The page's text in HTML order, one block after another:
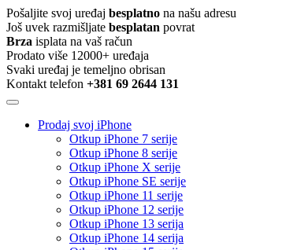
Pošaljite svoj uređaj besplatno na našu adresu
Još uvek razmišljate besplatan povrat
Brza isplata na vaš račun
Prodato više 12000+ uređaja
Svaki uređaj je temeljno obrisan
Kontakt telefon +381 69 2644 131
Prodaj svoj iPhone
Otkup iPhone 7 serije
Otkup iPhone 8 serije
Otkup iPhone X serije
Otkup iPhone SE serije
Otkup iPhone 11 serije
Otkup iPhone 12 serije
Otkup iPhone 13 serija
Otkup iPhone 14 serija